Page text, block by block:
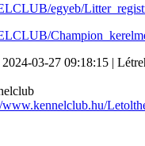
egyeb/
03-27 09:18:15 |
www.kennelclub.hu/